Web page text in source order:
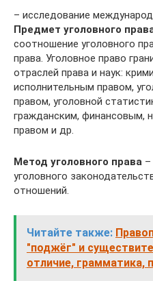
– исследование
Предмет уголовного
соотношение уголовного
права. Уголовное право
отраслей права и наук:
исполнительным правом,
правом, уголовной
гражданским, финансовым,
правом и др.
Метод уголовного права
уголовного
отношений.
Читайте также:
"поджёг" и
отличие, грамматика,